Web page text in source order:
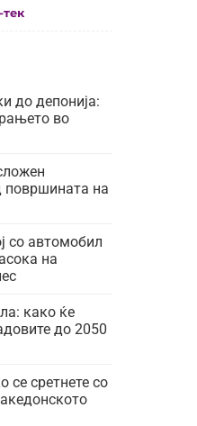
тек
до депонија:
во
површината на
со автомобил
на
како ќе
до 2050
се сретнете со